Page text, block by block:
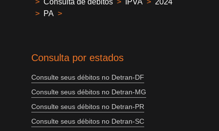
> Consulta de débitos > IPVA > 2024
> PA >
Consulta por estados
Consulte seus débitos no Detran-DF
Consulte seus débitos no Detran-MG
Consulte seus débitos no Detran-PR
Consulte seus débitos no Detran-SC